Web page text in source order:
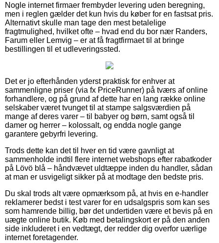
Nogle internet firmaer frembyder levering uden beregning,
men i reglen gælder det kun hvis du køber for en fastsat pris.
Alternativt skulle man tage den mest betalelige
fragtmulighed, hvilket ofte – hvad end du bor nær Randers,
Farum eller Lemvig – er at få fragtfirmaet til at bringe
bestillingen til et udleveringssted.
Det er jo efterhånden yderst praktisk for enhver at
sammenligne priser (via fx PriceRunner) på tværs af online
forhandlere, og på grund af dette har en lang række online
selskaber været tvunget til at stampe salgsværdien på
mange af deres varer – til babyer og børn, samt også til
damer og herrer – kolossalt, og endda nogle gange
garantere gebyrfri levering.
Trods dette kan det til hver en tid være gavnligt at
sammenholde indtil flere internet webshops efter rabatkoder
på Lövö blå – håndvævet uldtæppe inden du handler, sådan
at man er usvigeligt sikker på at modtage den bedste pris.
Du skal trods alt være opmærksom på, at hvis en e-handler
reklamerer bedst i test varer for en udsalgspris som kan ses
som hamrende billig, bør det undertiden være et bevis på en
uægte online butik. Køb med betalingskort er på den anden
side inkluderet i en vedtægt, der redder dig overfor uærlige
internet foretagender.